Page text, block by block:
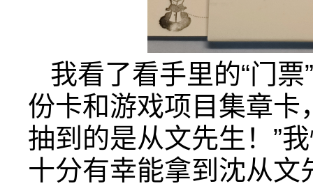
我看了看手里的“门
份卡和游戏项目集章
抽到的是从文先生！”
十分有幸能拿到沈从